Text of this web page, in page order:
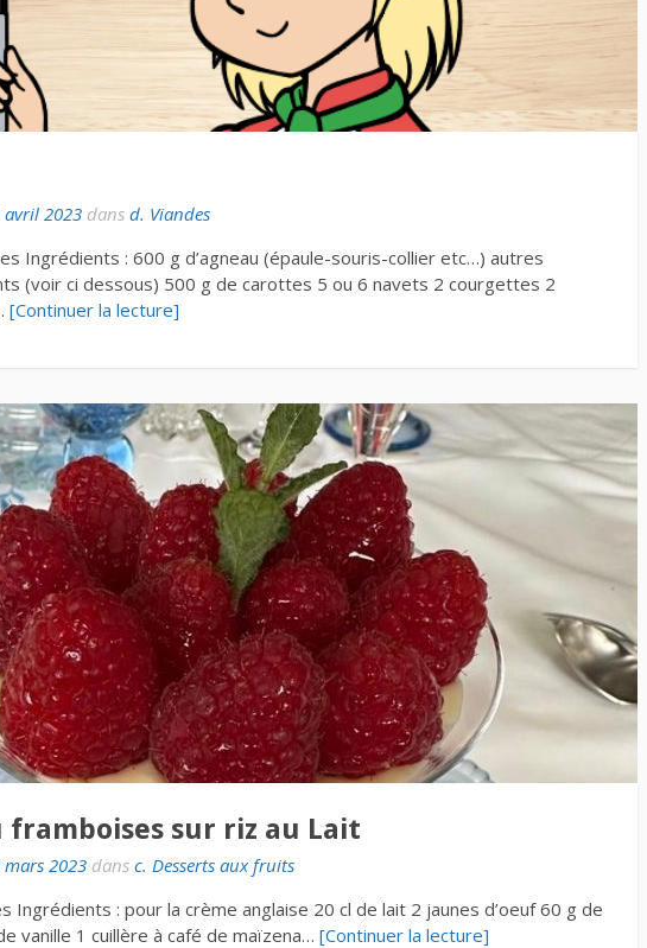
avril 2023 dans d. Viandes
Ingrédients : 600 g d’agneau (épaule-souris-collier etc…) autres
(voir ci dessous) 500 g de carottes 5 ou 6 navets 2 courgettes 2
[Continuer la lecture]
framboises sur riz au Lait
mars 2023 dans c. Desserts aux fruits
Ingrédients : pour la crème anglaise 20 cl de lait 2 jaunes d’oeuf 60 g de
vanille 1 cuillère à café de maïzena… [Continuer la lecture]